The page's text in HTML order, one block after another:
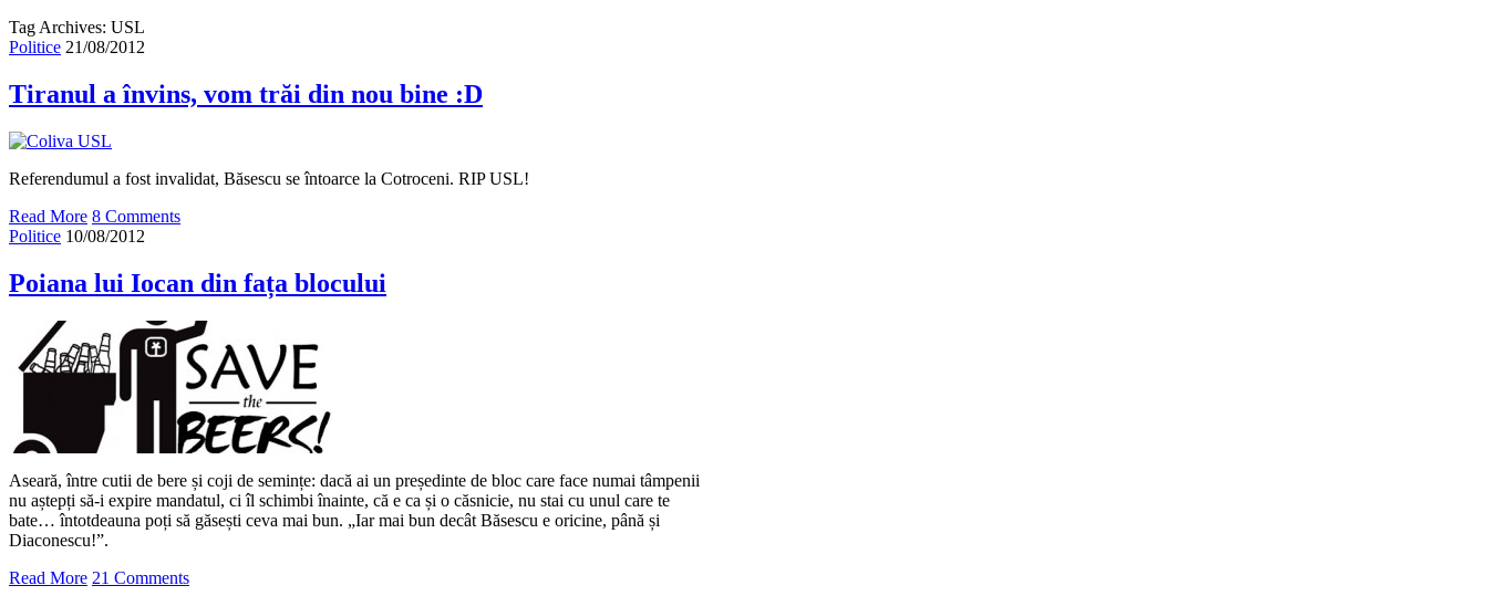
Tag Archives: USL
Politice 21/08/2012
Tiranul a învins, vom trăi din nou bine :D
Referendumul a fost invalidat, Băsescu se întoarce la Cotroceni. RIP USL!
Read More 8 Comments
Politice 10/08/2012
Poiana lui Iocan din fața blocului
Aseară, între cutii de bere și coji de semințe: dacă ai un președinte de bloc care face numai tâmpenii
nu aștepți să-i expire mandatul, ci îl schimbi înainte, că e ca și o căsnicie, nu stai cu unul care te
bate… întotdeauna poți să găsești ceva mai bun. „Iar mai bun decât Băsescu e oricine, până și
Diaconescu!”.
Read More 21 Comments